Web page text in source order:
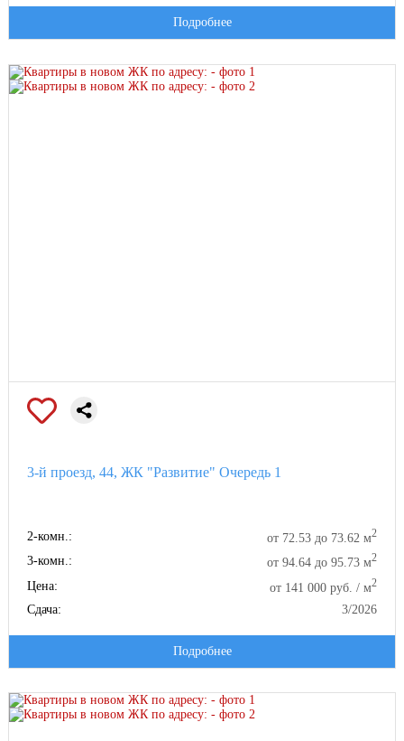
Подробнее
3-й проезд, 44, ЖК "Развитие" Очередь 1
2-комн.: от 72.53 до 73.62 м2
3-комн.: от 94.64 до 95.73 м2
Цена: от 141 000 руб. / м2
Сдача: 3/2026
Подробнее